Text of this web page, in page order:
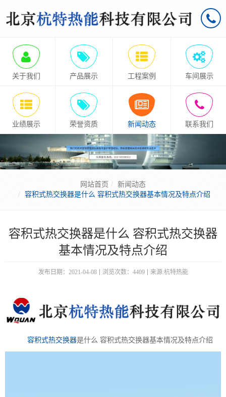
关于我们 产品展示 工程案例 车间展示
业绩展示 荣誉资质 新闻动态 联系我们
网站首页
新闻动态
容积式热交换器是什么 容积式热交换器基本情况及特点介绍
容积式热交换器是什么 容积式热交换器
基本情况及特点介绍
发布日期：2021-04-08 浏览次数：4409 来源:杭特热能
容积式热交换器是什么 容积式热交换器基本情况及特点介绍